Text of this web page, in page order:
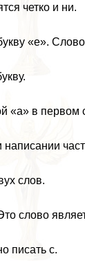
четко и ни.
«е».
«а» в первом
слов.
слово
писать с.